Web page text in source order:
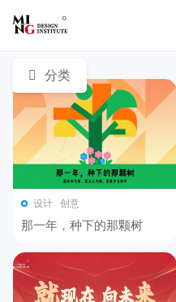
分类
设计 创意
那一年，种下的那颗树